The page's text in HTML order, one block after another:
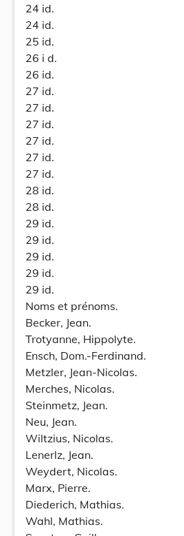
24 id.
24 id.
25 id.
26 i d.
26 id.
27 id.
27 id.
27 id.
27 id.
27 id.
27 id.
28 id.
28 id.
29 id.
29 id.
29 id.
29 id.
29 id.
Noms et prénoms.
Becker, Jean.
Trotyanne, Hippolyte.
Ensch, Dom.-Ferdinand.
Metzler, Jean-Nicolas.
Merches, Nicolas.
Steinmetz, Jean.
Neu, Jean.
Wiltzius, Nicolas.
Lenerlz, Jean.
Weydert, Nicolas.
Marx, Pierre.
Diederich, Mathias.
Wahl, Mathias.